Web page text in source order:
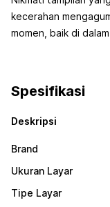
kecerahan
momen, baik di
Spesifikasi
Deskripsi
Brand
Ukuran Layar
Tipe Layar